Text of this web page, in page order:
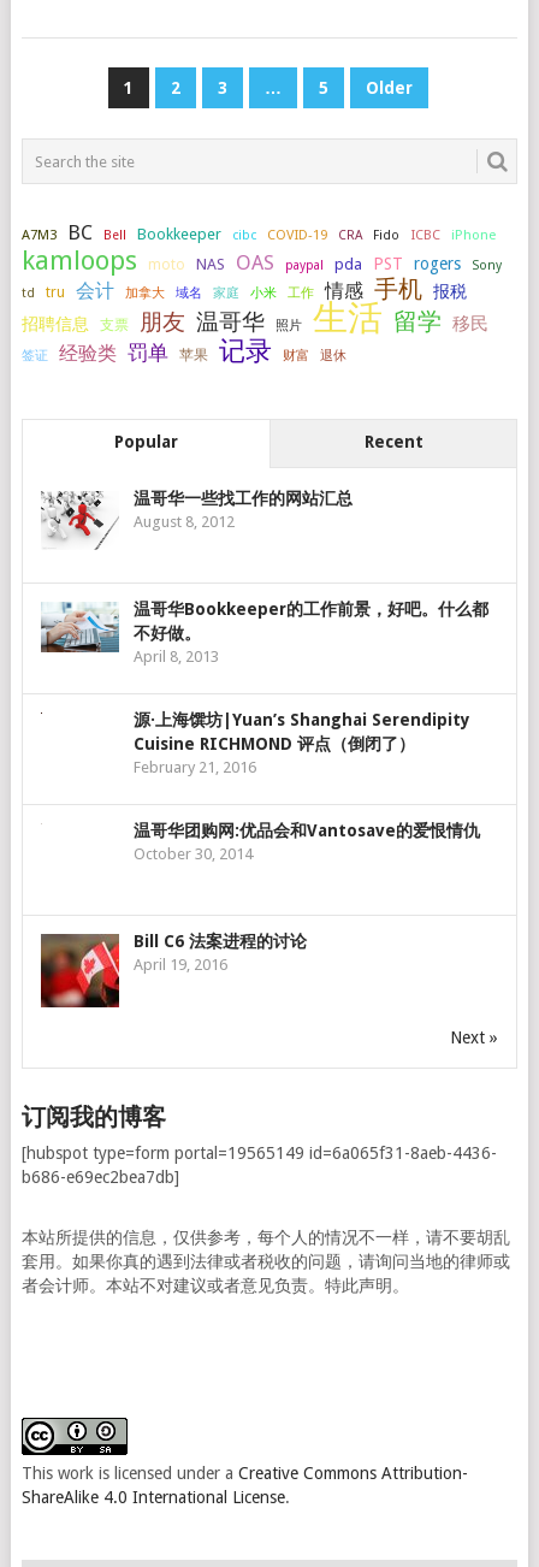
1 2 3 … 5 Older
A7M3 BC Bell Bookkeeper cibc COVID-19 CRA Fido ICBC iPhone
kamloops moto NAS OAS paypal pda PST rogers
Sony
td
tru 会计 加拿大 域名 家庭 小米 工作 情感 手机 报税
招聘信息
支票 朋友 温哥华 照片 生活 留学 移民
签证 经验类 罚单 苹果 记录 财富 退休
Popular Recent
温哥华一些找工作的网站汇总
August 8, 2012
温哥华Bookkeeper的工作前景，好吧。什么都
不好做。
April 8, 2013
源·上海馔坊|Yuan’s Shanghai Serendipity
Cuisine RICHMOND 评点（倒闭了）
February 21, 2016
温哥华团购网:优品会和Vantosave的爱恨情仇
October 30, 2014
Bill C6 法案进程的讨论
April 19, 2016
Next »
订阅我的博客
[hubspot type=form portal=19565149 id=6a065f31-8aeb-4436-
b686-e69ec2bea7db]
本站所提供的信息，仅供参考，每个人的情况不一样，请不要胡乱
套用。如果你真的遇到法律或者税收的问题，请询问当地的律师或
者会计师。本站不对建议或者意见负责。特此声明。
This work is licensed under a Creative Commons Attribution-
ShareAlike 4.0 International License.